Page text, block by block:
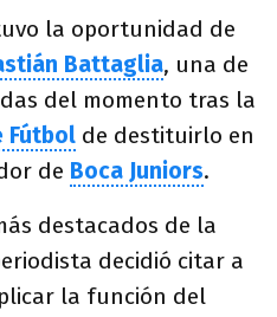
la oportunidad de
Battaglia, una de
del momento tras la
Fútbol de destituirlo en
de Boca Juniors.
destacados de la
decidió citar a
la función del